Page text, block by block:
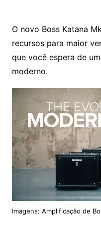
O novo Boss Katana
recursos para maior
que você espera de
moderno.
Imagens: Amplificação de